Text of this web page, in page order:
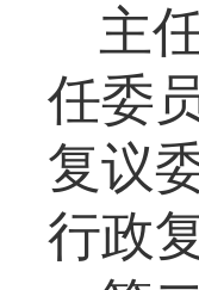
主
任委
复议
行政